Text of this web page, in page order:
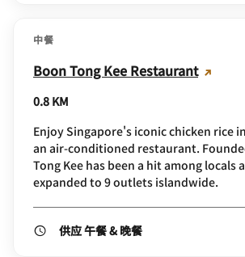
中餐
Boon Tong Kee Restaurant
0.8 KM
Enjoy Singapore's iconic chicken rice
an air-conditioned restaurant.
Tong Kee has been a hit among locals
expanded to 9 outlets islandwide.
供应 午餐 & 晚餐